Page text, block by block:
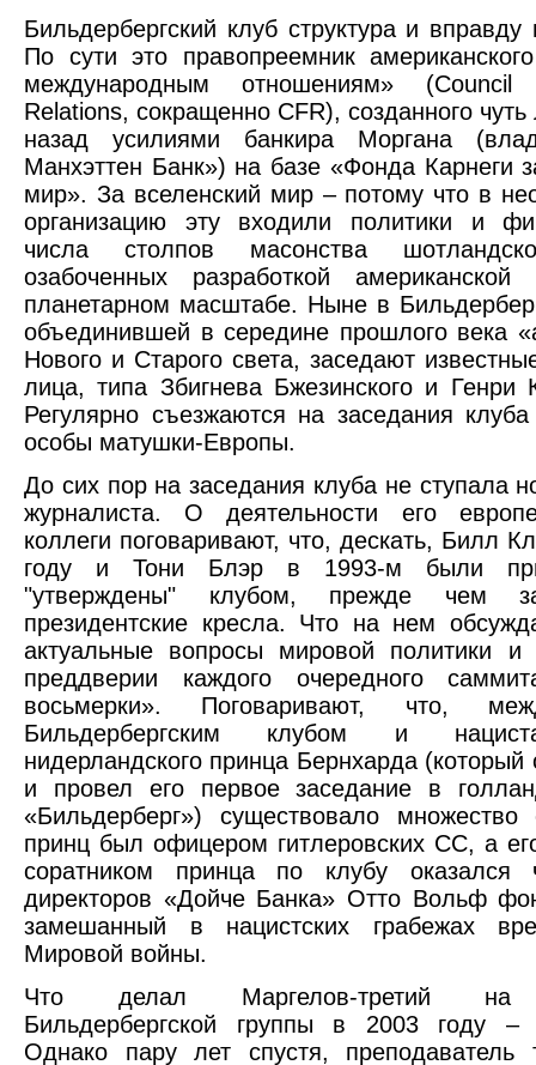
Бильдербергский клуб структура и вправду
По сути это правопреемник
международным отношениям»
Relations, сокращенно CFR), созданного чуть
назад усилиями банкира Моргана
Манхэттен Банк») на базе «Фонда Карнеги
мир». За вселенский мир – потому что в
организацию эту входили политики и
числа столпов масонства
озабоченных разработкой американской
планетарном масштабе. Ныне в
объединившей в середине прошлого века
Нового и Старого света, заседают
лица, типа Збигнева Бжезинского и Генри
Регулярно съезжаются на заседания
особы матушки-Европы.
До сих пор на заседания клуба не ступала
журналиста. О деятельности его
коллеги поговаривают, что, дескать, Билл
году и Тони Блэр в 1993-м были
"утверждены" клубом, прежде чем
президентские кресла. Что на нем
актуальные вопросы мировой политики и
преддверии каждого очередного
восьмерки». Поговаривают, что,
Бильдербергским клубом и
нидерландского принца Бернхарда (который
и провел его первое заседание в
«Бильдерберг») существовало
принц был офицером гитлеровских СС, а
соратником принца по клубу оказался
директоров «Дойче Банка» Отто Вольф
замешанный в нацистских грабежах
Мировой войны.
Что делал Маргелов-третий на
Бильдербергской группы в 2003 году –
Однако пару лет спустя, преподаватель